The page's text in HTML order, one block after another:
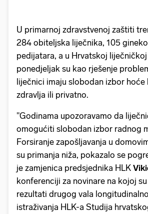
U primarnoj zdravstvenoj zaštiti
284 obiteljska liječnika, 105
pedijatara, a u Hrvatskoj
ponedjeljak su kao rješenje
liječnici imaju slobodan izbor
zdravlja ili privatno.
"Godinama upozoravamo da
omogućiti slobodan izbor radnog
Forsiranje zapošljavanja u
su primanja niža, pokazalo se
je zamjenica predsjednika HLK
konferenciji za novinare na kojoj
rezultati drugog vala
istraživanja HLK-a Studija